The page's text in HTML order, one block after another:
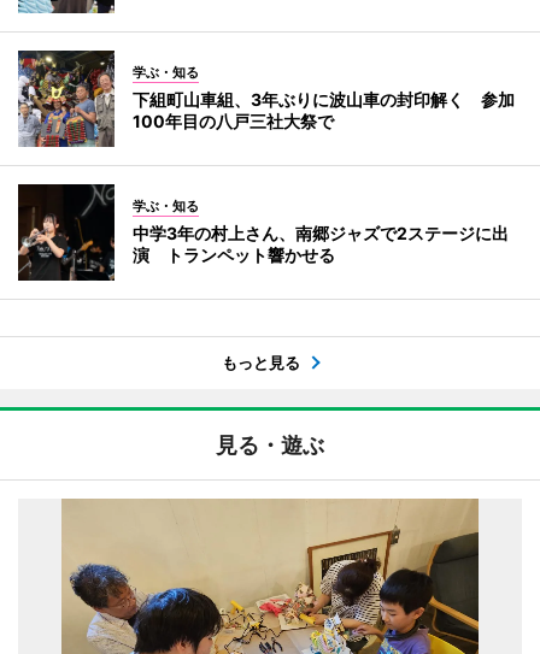
学ぶ・知る
下組町山車組、3年ぶりに波山車の封印解く 参加
100年目の八戸三社大祭で
学ぶ・知る
中学3年の村上さん、南郷ジャズで2ステージに出
演 トランペット響かせる
もっと見る
見る・遊ぶ